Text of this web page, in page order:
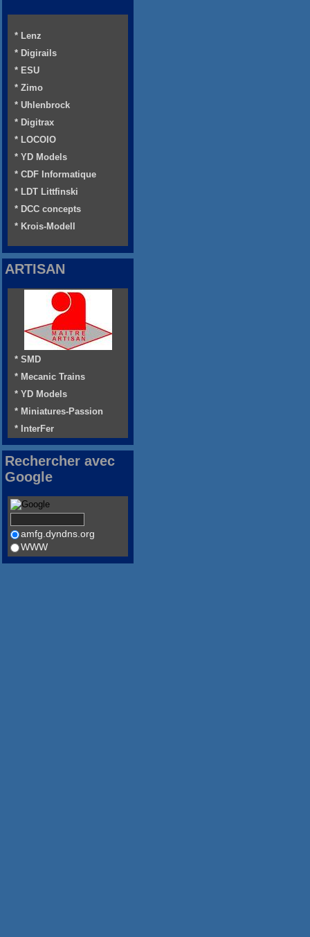
* Lenz
* Digirails
* ESU
* Zimo
* Uhlenbrock
* Digitrax
* LOCOIO
* YD Models
* CDF Informatique
* LDT Littfinski
* DCC concepts
* Krois-Modell
ARTISAN
* SMD
* Mecanic Trains
* YD Models
* Miniatures-Passion
* InterFer
Rechercher avec
Google
amfg.dyndns.org
WWW